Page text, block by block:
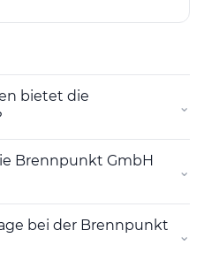
beteiligen sowie
stehen. Die
Ausland
belasten, veräussern und
sowie
verbundener
bietet die
⌄
Brennpunkt GmbH
⌄
bei der Brennpunkt
⌄